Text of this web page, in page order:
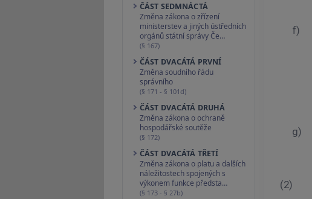
ČÁST SEDMNÁCTÁ
Změna zákona o zřízení
ministerstev a jiných ústředních
orgánů státní správy Če…
(§ 167)
ČÁST DVACÁTÁ PRVNÍ
Změna soudního řádu
správního
(§ 171 - § 101d)
ČÁST DVACÁTÁ DRUHÁ
Změna zákona o ochraně
hospodářské soutěže
(§ 172)
ČÁST DVACÁTÁ TŘETÍ
Změna zákona o platu a dalších
náležitostech spojených s
výkonem funkce předsta…
(§ 173 - § 27b)
f)
g)
(2)